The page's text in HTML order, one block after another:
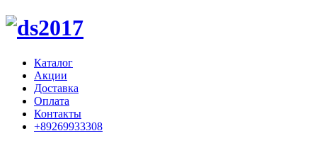
Каталог
Акции
Доставка
Оплата
Контакты
+89269933308